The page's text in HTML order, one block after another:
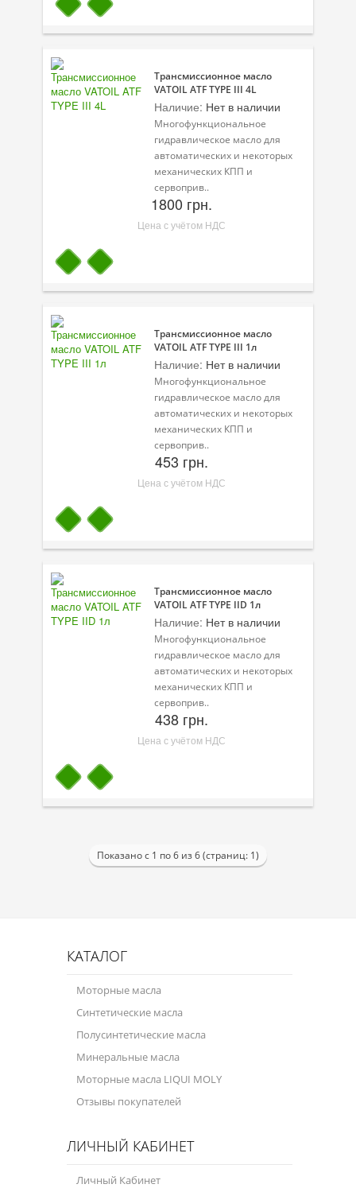
Трансмиссионное масло
VATOIL ATF TYPE III 4L
Наличие: Нет в наличии
Многофункциональное
гидравлическое масло для
автоматических и некоторых
механических КПП и
сервоприв..
1800 грн.
Цена с учётом НДС
Трансмиссионное масло
VATOIL ATF TYPE III 1л
Наличие: Нет в наличии
Многофункциональное
гидравлическое масло для
автоматических и некоторых
механических КПП и
сервоприв..
453 грн.
Цена с учётом НДС
Трансмиссионное масло
VATOIL ATF TYPE IID 1л
Наличие: Нет в наличии
Многофункциональное
гидравлическое масло для
автоматических и некоторых
механических КПП и
сервоприв..
438 грн.
Цена с учётом НДС
Показано с 1 по 6 из 6 (страниц: 1)
КАТАЛОГ
Моторные масла
Синтетические масла
Полусинтетические масла
Минеральные масла
Моторные масла LIQUI MOLY
Отзывы покупателей
ЛИЧНЫЙ КАБИНЕТ
Личный Кабинет